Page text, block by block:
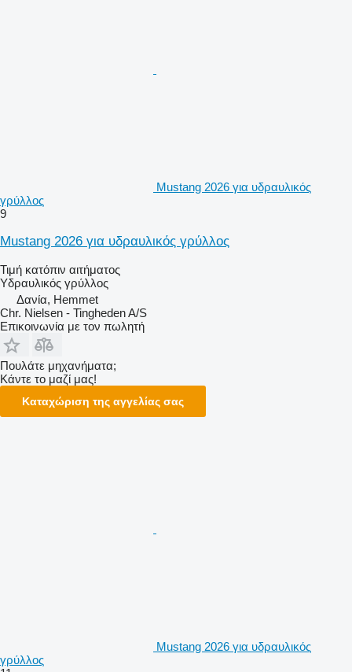
Mustang 2026 για υδραυλικός
γρύλλος
9
Mustang 2026 για υδραυλικός γρύλλος
Τιμή κατόπιν αιτήματος
Υδραυλικός γρύλλος
Δανία, Hemmet
Chr. Nielsen - Tingheden A/S
Επικοινωνία με τον πωλητή
Πουλάτε μηχανήματα;
Κάντε το μαζί μας!
Καταχώριση της αγγελίας σας
Mustang 2026 για υδραυλικός
γρύλλος